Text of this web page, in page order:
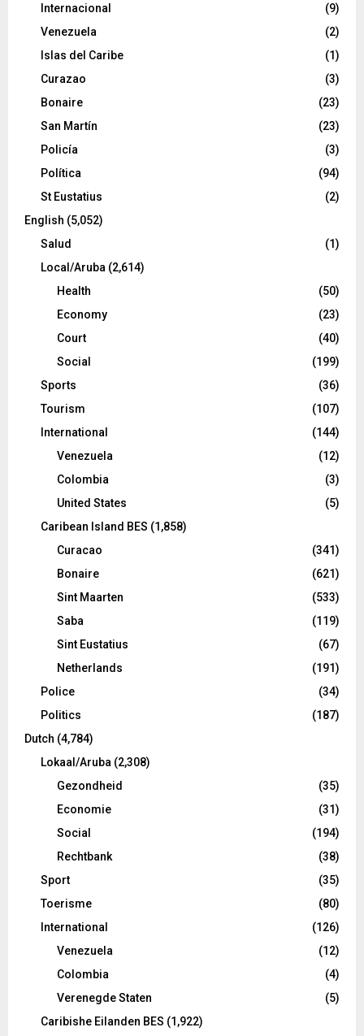
Internacional
(9)
Venezuela
(2)
Islas del Caribe
(1)
Curazao
(3)
Bonaire
(23)
San Martín
(23)
Policía
(3)
Política
(94)
St Eustatius
(2)
English (5,052)
Salud
(1)
Local/Aruba (2,614)
Health
(50)
Economy
(23)
Court
(40)
Social
(199)
Sports
(36)
Tourism
(107)
International
(144)
Venezuela
(12)
Colombia
(3)
United States
(5)
Caribean Island BES (1,858)
Curacao
(341)
Bonaire
(621)
Sint Maarten
(533)
Saba
(119)
Sint Eustatius
(67)
Netherlands
(191)
Police
(34)
Politics
(187)
Dutch (4,784)
Lokaal/Aruba (2,308)
Gezondheid
(35)
Economie
(31)
Social
(194)
Rechtbank
(38)
Sport
(35)
Toerisme
(80)
International
(126)
Venezuela
(12)
Colombia
(4)
Verenegde Staten
(5)
Caribishe Eilanden BES (1,922)